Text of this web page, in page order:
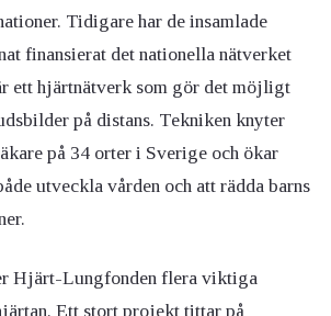
Tidigare har de insamlade
finansierat det nationella nätverket
ett hjärtnätverk som gör det möjligt
på distans. Tekniken knyter
på 34 orter i Sverige och ökar
utveckla vården och att rädda barns
Hjärt-Lungfonden flera viktiga
Ett stort projekt tittar på